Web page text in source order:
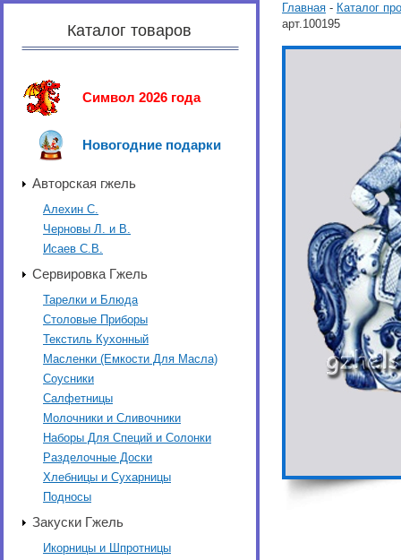
Каталог товаров
Символ 2026 года
Новогодние подарки
Авторская гжель
Алехин С.
Черновы Л. и В.
Исаев С.В.
Сервировка Гжель
Тарелки и Блюда
Столовые Приборы
Текстиль Кухонный
Масленки (Емкости Для Масла)
Соусники
Салфетницы
Молочники и Сливочники
Наборы Для Специй и Солонки
Разделочные Доски
Хлебницы и Сухарницы
Подносы
Закуски Гжель
Икорницы и Шпротницы
Главная - Каталог
арт.100195